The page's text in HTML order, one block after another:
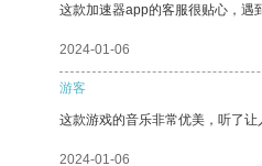
这款加速器app的客服很贴心，遇
2024-01-06
游客
这款游戏的音乐非常优美，听了让
2024-01-06